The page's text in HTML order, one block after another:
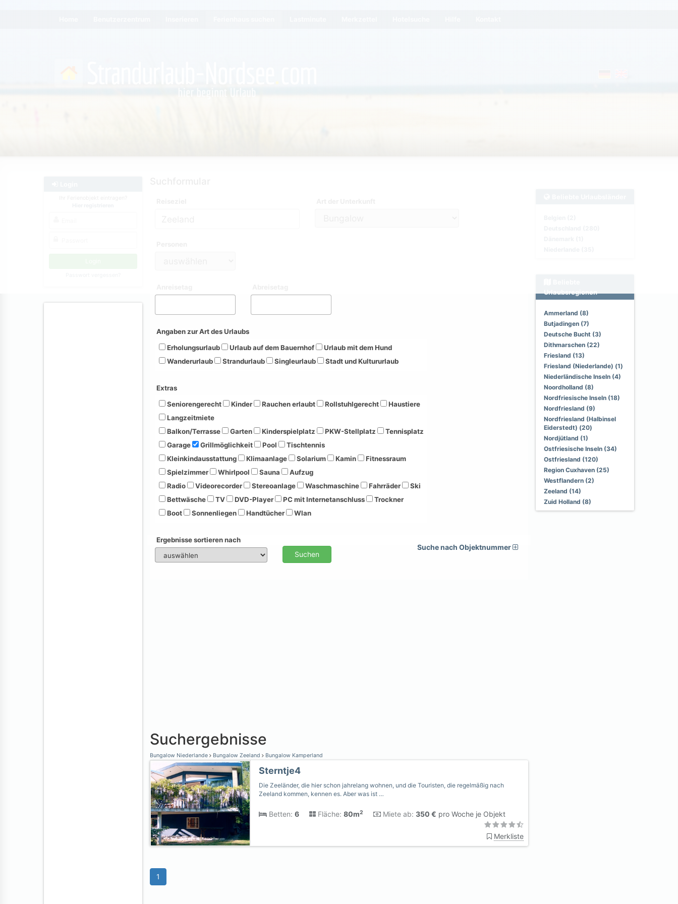
Angaben zur Art des Urlaubs
Erholungsurlaub
Urlaub auf dem Bauernhof
Urlaub mit dem Hund
Wanderurlaub
Strandurlaub Singleurlaub Stadt und Kultururlaub
Extras
Seniorengerecht
Kinder Rauchen erlaubt Rollstuhlgerecht
Haustiere
Langzeitmiete
Balkon/Terrasse
Garten Kinderspielplatz PKW-Stellplatz
Tennisplatz
Garage
Grillmöglichkeit Pool
Tischtennis
Kleinkindausstattung
Klimaanlage Solarium Kamin
Fitnessraum
Spielzimmer
Whirlpool Sauna
Aufzug
Radio
Videorecorder Stereoanlage Waschmaschine Fahrräder
Ski
Bettwäsche
TV DVD-Player PC mit Internetanschluss
Trockner
Boot
Sonnenliegen Handtücher Wlan
Ergebnisse sortieren nach
Suchen
Suche nach Objektnummer
Suchergebnisse
Bungalow Niederlande Bungalow Zeeland Bungalow Kamperland
Sterntje4
Die Zeeländer, die hier schon jahrelang wohnen, und die Touristen, die regelmäßig nach
Zeeland kommen, kennen es. Aber was ist …
Betten: 6 Fläche: 80m2 Miete ab: 350 € pro Woche je Objekt
Merkliste
1
Urlaubsregionen
Ammerland (8)
Butjadingen (7)
Deutsche Bucht (3)
Dithmarschen (22)
Friesland (13)
Friesland (Niederlande) (1)
Niederländische Inseln (4)
Noordholland (8)
Nordfriesische Inseln (18)
Nordfriesland (9)
Nordfriesland (Halbinsel
Eiderstedt) (20)
Nordjütland (1)
Ostfriesische Inseln (34)
Ostfriesland (120)
Region Cuxhaven (25)
Westflandern (2)
Zeeland (14)
Zuid Holland (8)